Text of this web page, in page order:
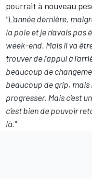
pourrait à nouveau
"L'année dernière,
la pole et je n'avais pas
week-end. Mais il va
trouver de l'appui à
beaucoup de
beaucoup de grip, mais
progresser. Mais c'est
c'est bien de pouvoir
là."